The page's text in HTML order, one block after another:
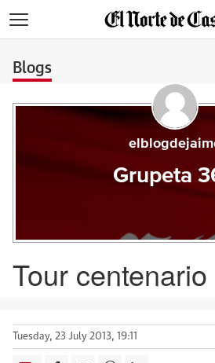
Blogs
Grupeta
Tour centenario
Tuesday, 23 July 2013, 19:11